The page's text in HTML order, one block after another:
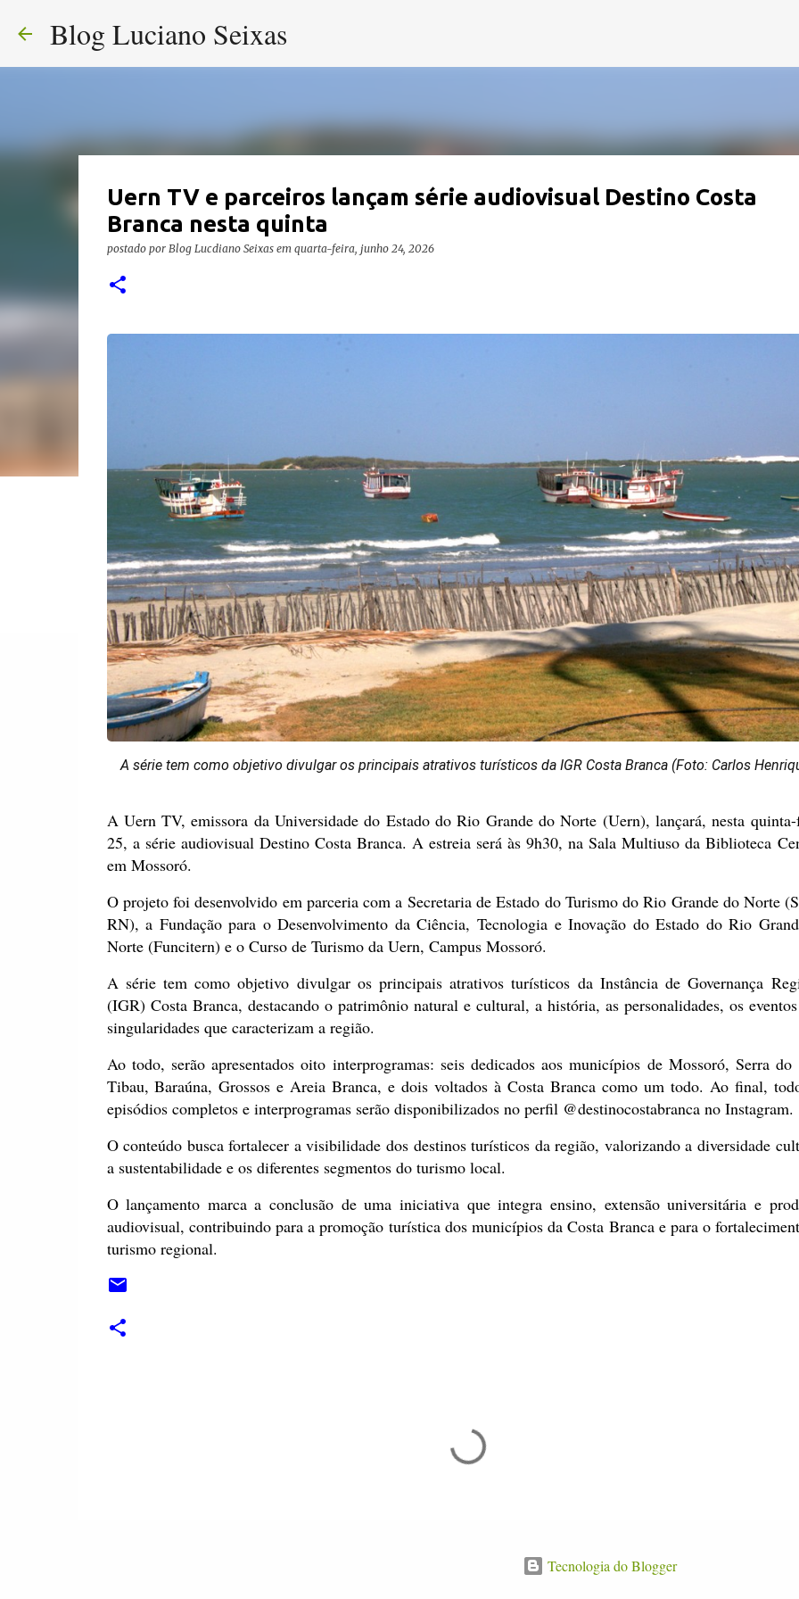
Blog Luciano Seixas
Uern TV e parceiros lançam série audiovisual Destino Costa
Branca nesta quinta
postado por Blog Lucdiano Seixas em quarta-feira, junho 24, 2026
A série tem como objetivo divulgar os principais atrativos turísticos da IGR Costa Branca (Foto: Carlos
A Uern TV, emissora da Universidade do Estado do Rio Grande do Norte (Uern), lançará, nesta
25, a série audiovisual Destino Costa Branca. A estreia será às 9h30, na Sala Multiuso da Biblioteca
em Mossoró.
O projeto foi desenvolvido em parceria com a Secretaria de Estado do Turismo do Rio Grande do Norte
RN), a Fundação para o Desenvolvimento da Ciência, Tecnologia e Inovação do Estado do Rio
Norte (Funcitern) e o Curso de Turismo da Uern, Campus Mossoró.
A série tem como objetivo divulgar os principais atrativos turísticos da Instância de Governança
(IGR) Costa Branca, destacando o patrimônio natural e cultural, a história, as personalidades, os
singularidades que caracterizam a região.
Ao todo, serão apresentados oito interprogramas: seis dedicados aos municípios de Mossoró, Serra
Tibau, Baraúna, Grossos e Areia Branca, e dois voltados à Costa Branca como um todo. Ao final,
episódios completos e interprogramas serão disponibilizados no perfil @destinocostabranca no Instagram.
O conteúdo busca fortalecer a visibilidade dos destinos turísticos da região, valorizando a diversidade
a sustentabilidade e os diferentes segmentos do turismo local.
O lançamento marca a conclusão de uma iniciativa que integra ensino, extensão universitária e
audiovisual, contribuindo para a promoção turística dos municípios da Costa Branca e para o
turismo regional.
Tecnologia do Blogger